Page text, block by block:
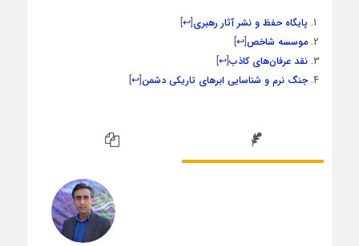
پایگاه حفظ و نشر آثار رهبری[
↩
]
موسسه شاخص[
↩
]
نقد عرفان‌های کاذب[
↩
]
جنگ نرم و شناسایی ابرهای تاریکی دشمن[
↩
]